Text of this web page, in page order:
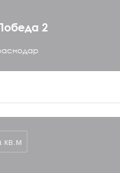
2
кв.м